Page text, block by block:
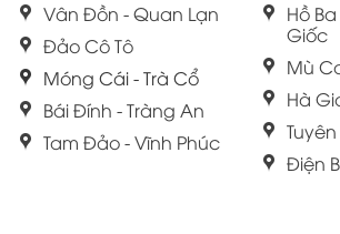
Vân Đồn - Quan Lạn
Đảo Cô Tô
Móng Cái - Trà Cổ
Bái Đính - Tràng An
Tam Đảo - Vĩnh Phúc
Hồ
Giốc
Mù
Hà
Điện